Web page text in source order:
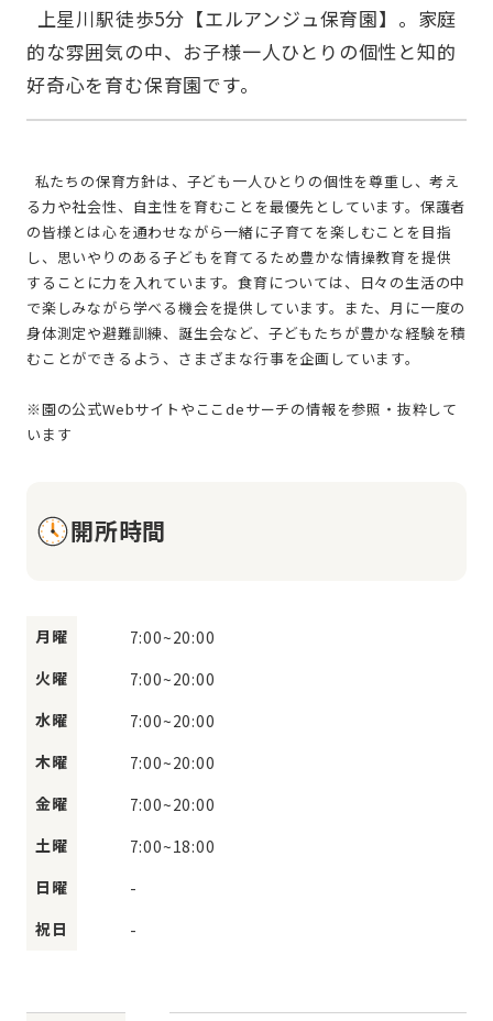
的な雰囲気の中、お子様一人ひとりの個性と知的
る力や社会性、自主性を育むことを最優先としています。保護者
の皆様とは心を通わせながら一緒に子育てを楽しむことを目指
し、思いやりのある子どもを育てるため豊かな情操教育を提供
することに力を入れています。食育については、日々の生活の中
で楽しみながら学べる機会を提供しています。また、月に一度の
身体測定や避難訓練、誕生会など、子どもたちが豊かな経験を積
むことができるよう、さまざまな行事を企画しています。
※園の公式Webサイトやここdeサーチの情報を参照・抜粋して
開所時間
月曜 7:00~20:00
火曜
7:00~20:00
水曜
7:00~20:00
木曜
7:00~20:00
金曜
7:00~20:00
土曜
7:00~18:00
日曜
-
祝日
-